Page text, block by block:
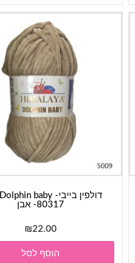
80317- אבן
₪22.00
הוסף לסל